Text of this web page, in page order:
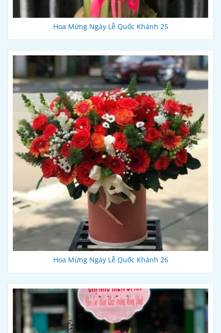
Hoa Mừng Ngày Lễ Quốc Khánh 25
Hoa Mừng Ngày Lễ Quốc Khánh 26